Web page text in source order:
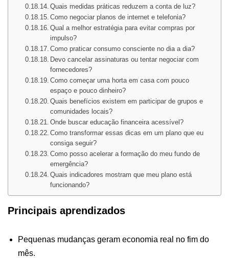
Quais medidas práticas reduzem a conta de luz?
Como negociar planos de internet e telefonia?
Qual a melhor estratégia para evitar compras por
impulso?
Como praticar consumo consciente no dia a dia?
Devo cancelar assinaturas ou tentar negociar com
fornecedores?
Como começar uma horta em casa com pouco
espaço e pouco dinheiro?
Quais benefícios existem em participar de grupos e
comunidades locais?
Onde buscar educação financeira acessível?
Como transformar essas dicas em um plano que eu
consiga seguir?
Como posso acelerar a formação do meu fundo de
emergência?
Quais indicadores mostram que meu plano está
funcionando?
Principais aprendizados
Pequenas mudanças geram economia real no fim do
mês.